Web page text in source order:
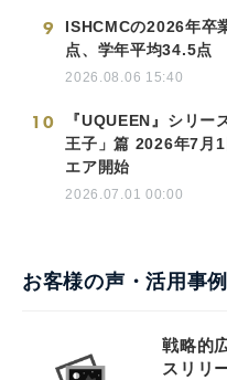
9
ISHCMCの2026年卒
点、学年平均34.5点
2026.08.06 15:40
10
『UQUEEN』シリー
王子」篇 2026年7月
エア開始
2026.07.01 00:00
お客様の声・活用事例
戦略的
スリリ